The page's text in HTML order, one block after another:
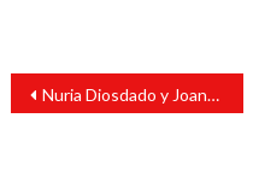
Navegación
entradas
Nuria Diosdado y Joana Jiménez por una medalla en Tokio 2020; Cuándo competirán las mexicanas en la final de natación artística